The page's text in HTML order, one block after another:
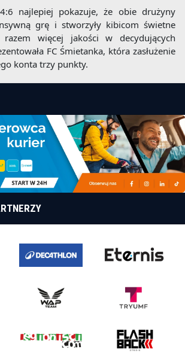
najlepiej pokazuje, że obie drużyny
grę i stworzyły kibicom świetne
więcej jakości w decydujących
FC Śmietanka, która zasłużenie
konta trzy punkty.